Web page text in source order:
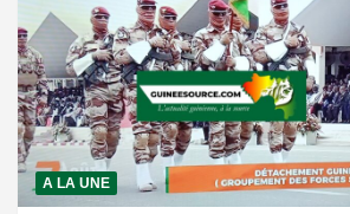
A LA UNE